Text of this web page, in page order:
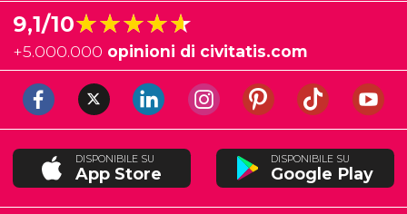
9,1/10★★★★★
★★★★★
+5.000.000 opinioni di civitatis.com
DISPONIBILE SU
App Store
DISPONIBILE SU
Google Play